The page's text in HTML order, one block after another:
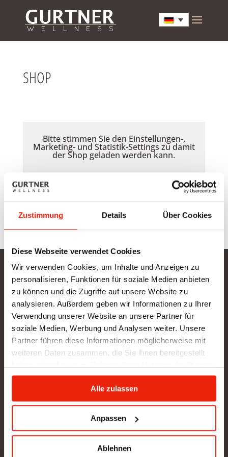
Zustimmung Details Über Cookies
Diese Webseite verwendet Cookies
Wir verwenden Cookies, um Inhalte und Anzeigen zu
personalisieren, Funktionen für soziale Medien anbieten
zu können und die Zugriffe auf unsere Website zu
analysieren. Außerdem geben wir Informationen zu Ihrer
Verwendung unserer Website an unsere Partner für
soziale Medien, Werbung und Analysen weiter. Unsere
Partner führen diese Informationen möglicherweise mit
weiteren Daten zusammen, die Sie ihnen bereitgestellt
gesammelt haben.
Alle zulassen
Anpassen
Ablehnen
SHOP
Bitte stimmen Sie den Einstellungen-,
Marketing- und Statistik-Settings zu damit
der Shop geladen werden kann.
Gurtner Wellness GmbH
SHOWROOM NEU: in Arbeit - wir bitten um etwas
Geduld
BÜRO (kein Kundenverkehr):
Gunzing 57
4923 Lohnsburg
office@gurtner-infrarot.at
Anfrage senden